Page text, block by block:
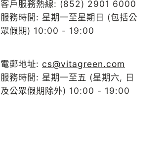
客戶服務熱線: (852) 2901 6000
服務時間: 星期一至星期日 (包括公
眾假期) 10:00 - 19:00
電郵地址: cs@vitagreen.com
服務時間: 星期一至五 (星期六, 日
及公眾假期除外) 10:00 - 19:00